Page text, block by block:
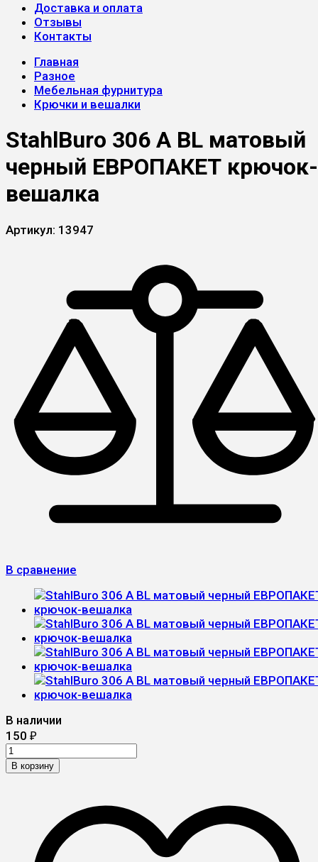
Доставка и оплата
Отзывы
Контакты
Главная
Разное
Мебельная фурнитура
Крючки и вешалки
StahlBuro 306 А BL матовый
черный ЕВРОПАКЕТ крючок-
вешалка
Артикул: 13947
В сравнение
В наличии
150 ₽
В корзину